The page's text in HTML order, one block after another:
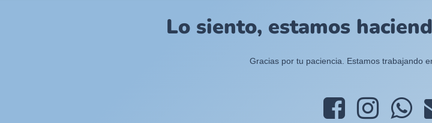
Lo siento, estamos
Gracias por tu paciencia. Estamos trabajando